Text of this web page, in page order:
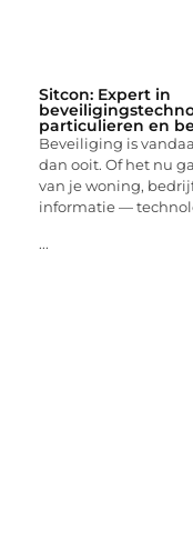
Sitcon: Expert in
particulieren en
Beveiliging is
dan ooit. Of het nu
van je woning,
informatie —
...